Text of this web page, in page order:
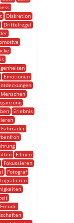
Diskretion
Drittelregel
Emotionen
Erlebnis
Fahrräder
Filmen
Fokussieren
Fotograf
Freude